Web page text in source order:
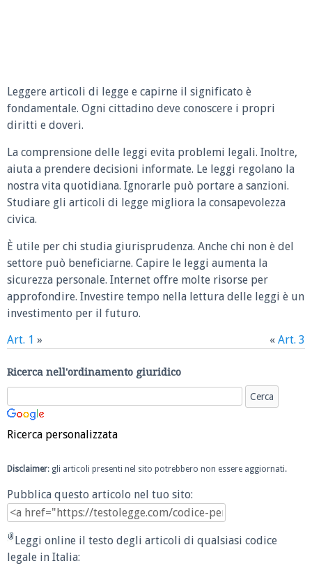
Leggere articoli di legge e capirne il significato è
fondamentale. Ogni cittadino deve conoscere i propri
diritti e doveri.
La comprensione delle leggi evita problemi legali. Inoltre,
aiuta a prendere decisioni informate. Le leggi regolano la
nostra vita quotidiana. Ignorarle può portare a sanzioni.
Studiare gli articoli di legge migliora la consapevolezza
civica.
È utile per chi studia giurisprudenza. Anche chi non è del
settore può beneficiarne. Capire le leggi aumenta la
sicurezza personale. Internet offre molte risorse per
approfondire. Investire tempo nella lettura delle leggi è un
investimento per il futuro.
Art. 1 » « Art. 3
Ricerca nell'ordinamento giuridico
Ricerca personalizzata
Disclaimer: gli articoli presenti nel sito potrebbero non essere aggiornati.
Pubblica questo articolo nel tuo sito:
Leggi online il testo degli articoli di qualsiasi codice
legale in Italia: